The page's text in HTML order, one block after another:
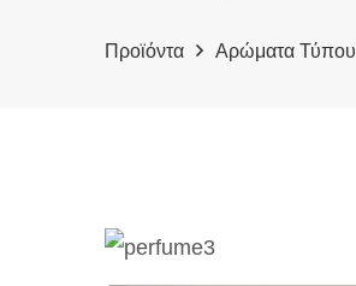
Προϊόντα Αρώματα Τύπου